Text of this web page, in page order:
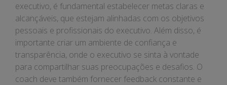
executivo, é fundamental estabelecer metas claras e
alcançáveis, que estejam alinhadas com os objetivos
pessoais e profissionais do executivo. Além disso, é
importante criar um ambiente de confiança e
transparência, onde o executivo se sinta à vontade
para compartilhar suas preocupações e desafios. O
coach deve também fornecer feedback constante e